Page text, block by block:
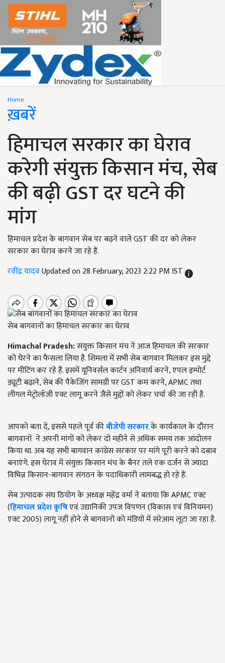
Home
ख़बरें
हिमाचल सरकार का घेराव
करेगी संयुक्त किसान मंच, सेब
की बढ़ी GST दर घटने की
मांग
हिमाचल प्रदेश के बागवान सेब पर बढ़ने वाले GST की दर को लेकर
सरकार का घेराव करने जा रहे हैं.
रवींद्र यादवUpdated on 28 February, 2023 2:22 PM IST
सेब बागवानों का हिमाचल सरकार का घेराव
Himachal Pradesh:संयुक्त किसान मंच ने आज हिमाचल की सरकार
को घेरने का फैसला लिया है. शिमला में सभी सेब बागवान मिलकर इस मुद्दे
पर मीटिंग कर रहे हैं. इसमें यूनिवर्सल कार्टन अनिवार्य करने, एपल इम्पोर्ट
ड्यूटी बढ़ाने, सेब की पैकेजिंग सामग्री पर GST कम करने, APMC तथा
लीगल मेट्रोलॉजी एक्ट लागू करने जैसे मुद्दों को लेकर चर्चा की जा रही है.
आपको बता दें, इससे पहले पूर्व कीबीजेपी सरकारके कार्यकाल के दौरान
बागवानों ने अपनी मांगों को लेकर दो महीने से अधिक समय तक आंदोलन
किया था. अब यह सभी बागवान कांग्रेस सरकार पर मांगे पूरी करने को दबाव
बनाएंगे. इस घेराव में संयुक्त किसान मंच के बैनर तले एक दर्जन से ज्यादा
विभिन्न किसान-बागवान संगठन के पदाधिकारी लामबद्ध हो रहे हैं.
सेब उत्पादक संघ ठियोग के अध्यक्ष महेंद्र वर्मा ने बताया कि APMC एक्ट
(हिमाचल प्रदेश कृषिएवं उद्यानिकी उपज विपणन (विकास एवं विनियमन)
एक्ट 2005) लागू नहीं होने से बागवानों को मंडियों में सरेआम लूटा जा रहा है.